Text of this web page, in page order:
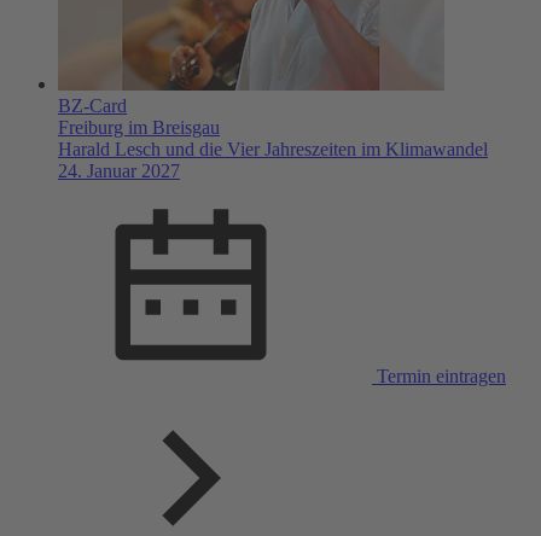
BZ-Card
Freiburg im Breisgau
Harald Lesch und die Vier Jahreszeiten im Klimawandel
24. Januar 2027
Termin eintragen